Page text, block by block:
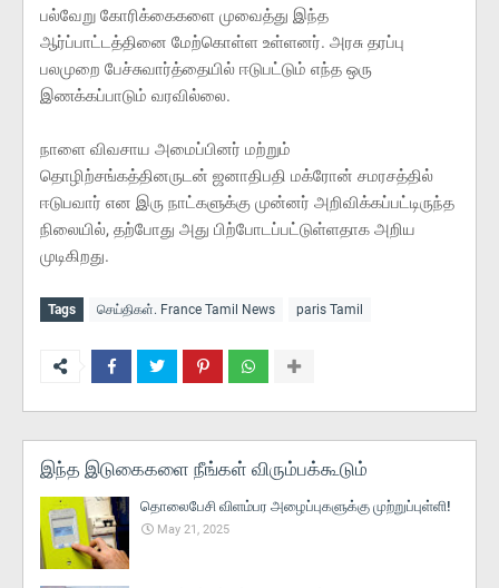
பல்வேறு கோரிக்கைகளை முவைத்து இந்த
ஆர்ப்பாட்டத்தினை மேற்கொள்ள உள்ளனர். அரசு தரப்பு
பலமுறை பேச்சுவார்த்தையில் ஈடுபட்டும் எந்த ஒரு
இணக்கப்பாடும் வரவில்லை.
நாளை விவசாய அமைப்பினர் மற்றும்
தொழிற்சங்கத்தினருடன் ஜனாதிபதி மக்ரோன் சமரசத்தில்
ஈடுபவார் என இரு நாட்களுக்கு முன்னர் அறிவிக்கப்பட்டிருந்த
நிலையில், தற்போது அது பிற்போடப்பட்டுள்ளதாக அறிய
முடிகிறது.
Tags செய்திகள். France Tamil News paris Tamil
இந்த இடுகைகளை நீங்கள் விரும்பக்கூடும்
தொலைபேசி விளம்பர அழைப்புகளுக்கு முற்றுப்புள்ளி!
May 21, 2025